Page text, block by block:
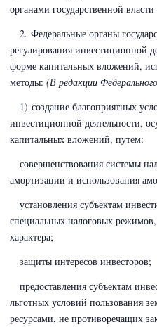
органами государственной
2. Федеральные органы
регулирования инвестиционной
форме капитальных вложений,
методы: (В редакции
1) создание благоприятных
инвестиционной деятельности,
капитальных вложений, путем:
совершенствования системы
амортизации и использования
установления субъектам
специальных налоговых
характера;
защиты интересов инвесторов;
предоставления субъектам
льготных условий пользования
ресурсами, не противоречащих